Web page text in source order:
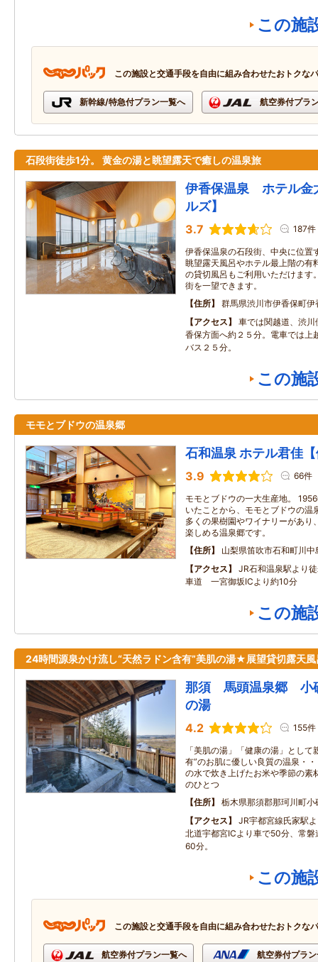
この施
この施設と交通手段を自由に組み合わせたおトクな
新幹線/特急付プラン一覧へ 航空券付プラ
石段街徒歩1分。 黄金の湯と眺望露天で癒しの温泉旅
伊香保温泉 ホテル金
ルズ】
3.7 187件
伊香保温泉の石段街、中央に位置
眺望露天風呂やホテル最上階の有
の貸切風呂もご利用いただけます
街を一望できます。
住所
群馬県渋川市伊香保町伊
アクセス
車では関越道、渋
香保方面へ約２５分。電車では上
バス２５分。
この施
モモとブドウの温泉郷
石和温泉 ホテル君佳
3.9 66件
モモとブドウの一大生産地。
いたことから、モモとブドウの温
多くの果樹園やワイナリーがあり
楽しめる温泉郷です。
住所
山梨県笛吹市石和町川
アクセス
JR石和温泉駅より
車道 一宮御坂ICより約10分
この施
24時間源泉かけ流し“天然ラドン含有”美肌の湯★展望貸切露天風
那須 馬頭温泉郷 小
の湯
4.2 155件
「美肌の湯」「健康の湯」とし
有”のお肌に優しい良質の温泉・
の水で炊き上げたお米や季節の素
のひとつ
住所
栃木県那須郡那珂川町小
アクセス
JR宇都宮線氏家駅
北道宇都宮ICより車で50分、常磐
60分。
この施
この施設と交通手段を自由に組み合わせたおトクな
航空券付プラン一覧へ 航空券付プラ